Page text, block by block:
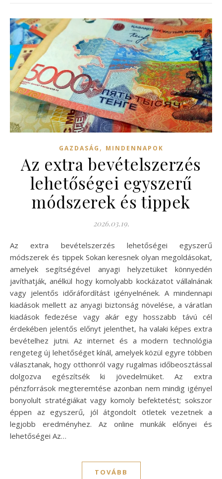
GAZDASÁG , MINDENNAPOK
Az extra bevételszerzés
lehetőségei egyszerű
módszerek és tippek
2026.03.19.
Az extra bevételszerzés lehetőségei egyszerű
módszerek és tippek Sokan keresnek olyan megoldásokat,
amelyek segítségével anyagi helyzetüket könnyedén
javíthatják, anélkül hogy komolyabb kockázatot vállalnának
vagy jelentős időráfordítást igényelnének. A mindennapi
kiadások mellett az anyagi biztonság növelése, a váratlan
kiadások fedezése vagy akár egy hosszabb távú cél
érdekében jelentős előnyt jelenthet, ha valaki képes extra
bevételhez jutni. Az internet és a modern technológia
rengeteg új lehetőséget kínál, amelyek közül egyre többen
választanak, hogy otthonról vagy rugalmas időbeosztással
dolgozva egészítsék ki jövedelmüket. Az extra
pénzforrások megteremtése azonban nem mindig igényel
bonyolult stratégiákat vagy komoly befektetést; sokszor
éppen az egyszerű, jól átgondolt ötletek vezetnek a
legjobb eredményhez. Az online munkák előnyei és
lehetőségei Az…
TOVÁBB